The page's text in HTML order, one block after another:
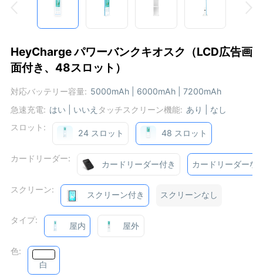
HeyCharge パワーバンクキオスク（LCD広告画
面付き、48スロット）
対応バッテリー容量: 5000mAh | 6000mAh | 7200mAh
急速充電: はい | いいえ タッチスクリーン機能: あり | なし
スロット:
24 スロット 48 スロット
カードリーダー:
カードリーダー付き カードリーダーな
スクリーン:
スクリーン付き スクリーンなし
タイプ:
屋内 屋外
色:
白